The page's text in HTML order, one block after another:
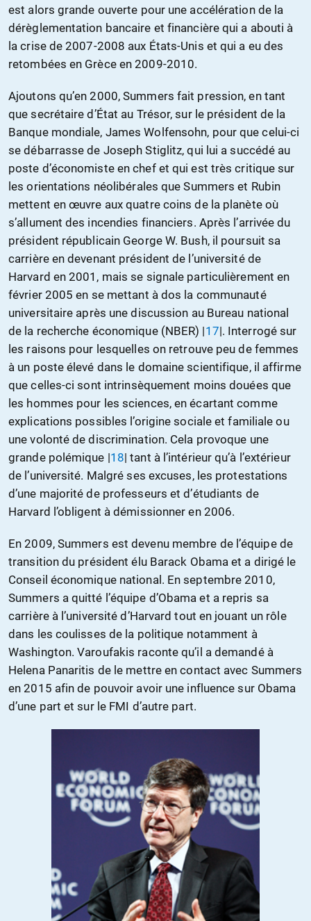
est alors grande ouverte pour une accélération de la
dérèglementation bancaire et financière qui a abouti à
la crise de 2007-2008 aux États-Unis et qui a eu des
retombées en Grèce en 2009-2010.
Ajoutons qu’en 2000, Summers fait pression, en tant
que secrétaire d’État au Trésor, sur le président de la
Banque mondiale, James Wolfensohn, pour que celui-ci
se débarrasse de Joseph Stiglitz, qui lui a succédé au
poste d’économiste en chef et qui est très critique sur
les orientations néolibérales que Summers et Rubin
mettent en œuvre aux quatre coins de la planète où
s’allument des incendies financiers. Après l’arrivée du
président républicain George W. Bush, il poursuit sa
carrière en devenant président de l’université de
Harvard en 2001, mais se signale particulièrement en
février 2005 en se mettant à dos la communauté
universitaire après une discussion au Bureau national
de la recherche économique (NBER) |17|. Interrogé sur
les raisons pour lesquelles on retrouve peu de femmes
à un poste élevé dans le domaine scientifique, il affirme
que celles-ci sont intrinsèquement moins douées que
les hommes pour les sciences, en écartant comme
explications possibles l’origine sociale et familiale ou
une volonté de discrimination. Cela provoque une
grande polémique |18| tant à l’intérieur qu’à l’extérieur
de l’université. Malgré ses excuses, les protestations
d’une majorité de professeurs et d’étudiants de
Harvard l’obligent à démissionner en 2006.
En 2009, Summers est devenu membre de l’équipe de
transition du président élu Barack Obama et a dirigé le
Conseil économique national. En septembre 2010,
Summers a quitté l’équipe d’Obama et a repris sa
carrière à l’université d’Harvard tout en jouant un rôle
dans les coulisses de la politique notamment à
Washington. Varoufakis raconte qu’il a demandé à
Helena Panaritis de le mettre en contact avec Summers
en 2015 afin de pouvoir avoir une influence sur Obama
d’une part et sur le FMI d’autre part.